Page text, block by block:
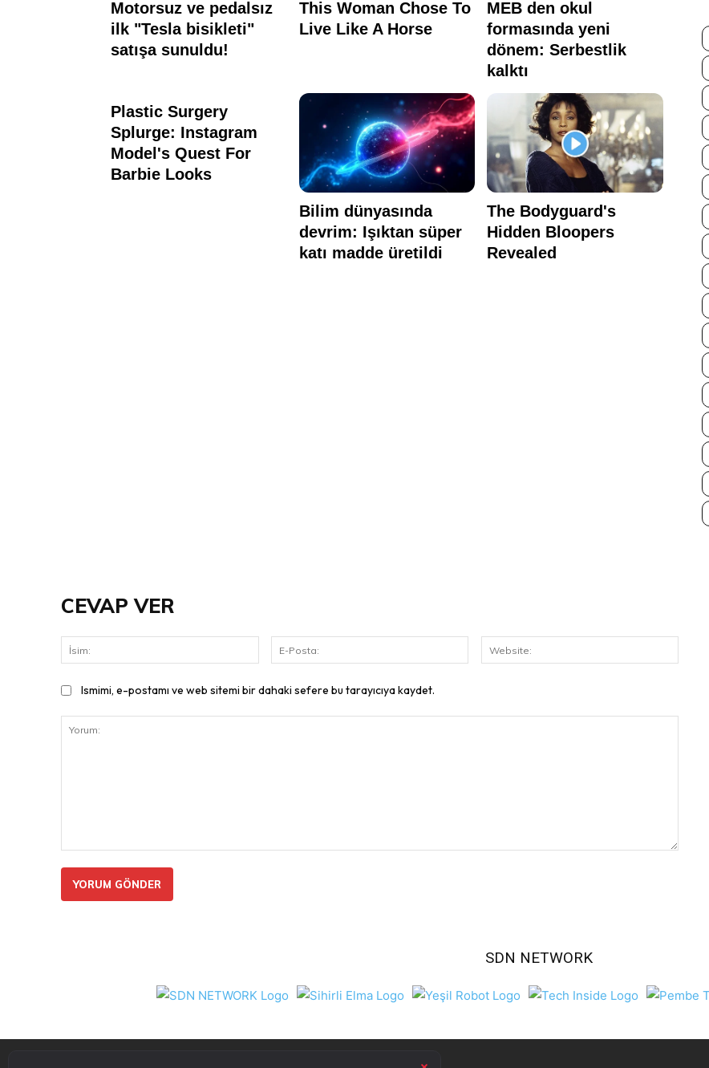
CEVAP VER
Posta:
Ismimi, e-postamı ve web sitemi bir dahaki sefere bu tarayıcıya kaydet.
SDN NETWORK